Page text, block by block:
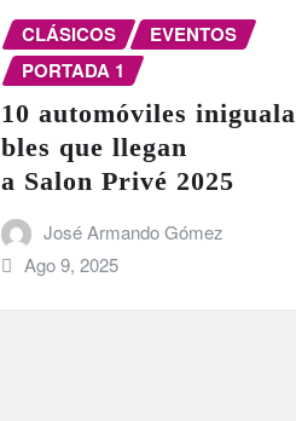
CLÁSICOS
EVENTOS
PORTADA 1
10 automóviles iniguala
bles que llegan
a Salon Privé 2025
José Armando Gómez
Ago 9, 2025